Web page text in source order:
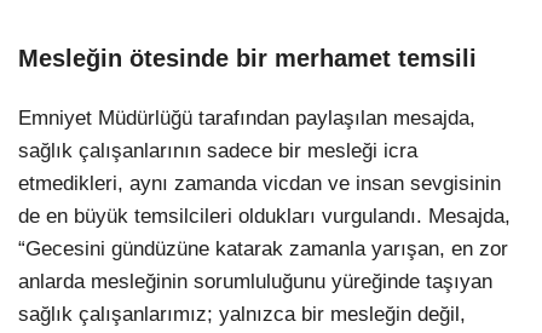
Mesleğin ötesinde bir merhamet temsili
Emniyet Müdürlüğü tarafından paylaşılan mesajda,
sağlık çalışanlarının sadece bir mesleği icra
etmedikleri, aynı zamanda vicdan ve insan sevgisinin
de en büyük temsilcileri oldukları vurgulandı. Mesajda,
“Gecesini gündüzüne katarak zamanla yarışan, en zor
anlarda mesleğinin sorumluluğunu yüreğinde taşıyan
sağlık çalışanlarımız; yalnızca bir mesleğin değil,